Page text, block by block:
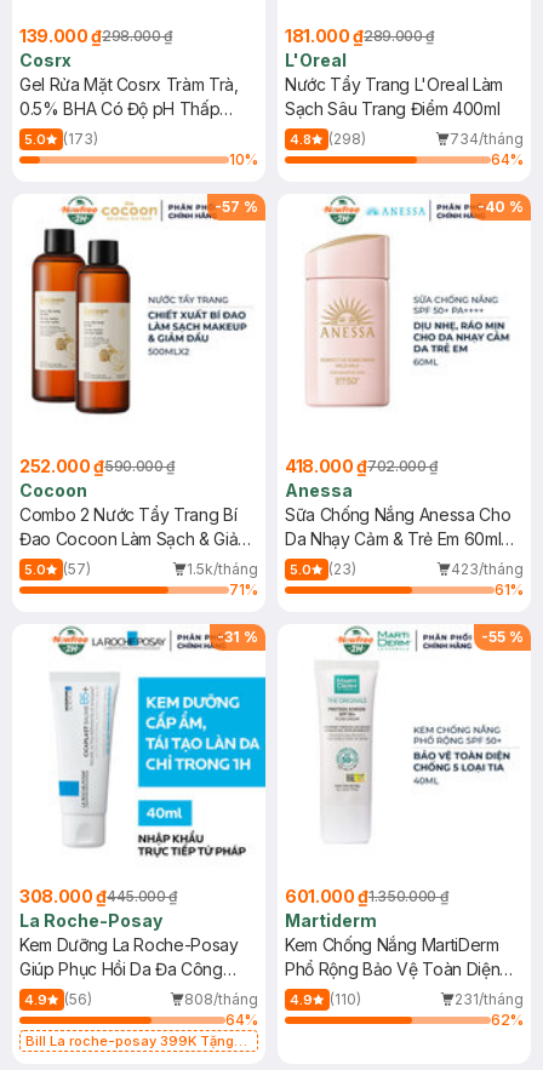
139.000 ₫298.000 ₫
Cosrx
Gel Rửa Mặt Cosrx Tràm Trà,
0.5% BHA Có Độ pH Thấp
150ml
5.0
(173)
10%
181.000 ₫289.000 ₫
L'Oreal
Nước Tẩy Trang L'Oreal Làm
Sạch Sâu Trang Điểm 400ml
4.8 (298)
734/tháng
64%
-57 %
252.000 ₫590.000 ₫
Cocoon
Combo 2 Nước Tẩy Trang Bí
Đao Cocoon Làm Sạch & Giảm
Dầu 500ml
5.0 (57)
1.5k/tháng
71%
-40 %
418.000 ₫702.000 ₫
Anessa
Sữa Chống Nắng Anessa Cho
Da Nhạy Cảm & Trẻ Em 60ml
(Mới)
5.0 (23)
423/tháng
61%
-31 %
308.000 ₫445.000 ₫
La Roche-Posay
Kem Dưỡng La Roche-Posay
Giúp Phục Hồi Da Đa Công
Dụng 40ml
4.9 (56)
808/tháng
64%
Bill La roche-posay 399K Tặng
-55 %
601.000 ₫1.350.000 ₫
Martiderm
Kem Chống Nắng MartiDerm
Phổ Rộng Bảo Vệ Toàn Diện
40ml
4.9 (110)
231/tháng
62%